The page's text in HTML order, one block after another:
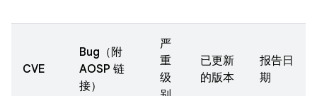
CVE
Bug（附
AOSP 链
接）
严
重
级
已更新
的版本
报告日
期